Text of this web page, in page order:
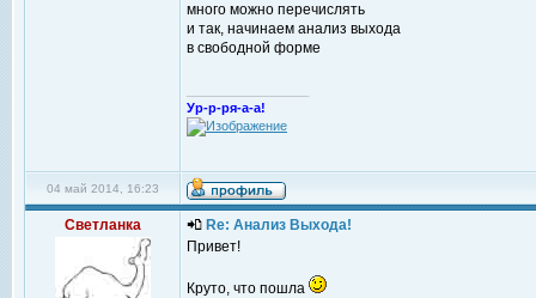
много можно перечислять
и так, начинаем анализ выхода
в свободной форме
Ур-р-ря-а-а!
04 май 2014, 16:23
Светланка
Re: Анализ Выхода!
Привет!
Круто, что пошла